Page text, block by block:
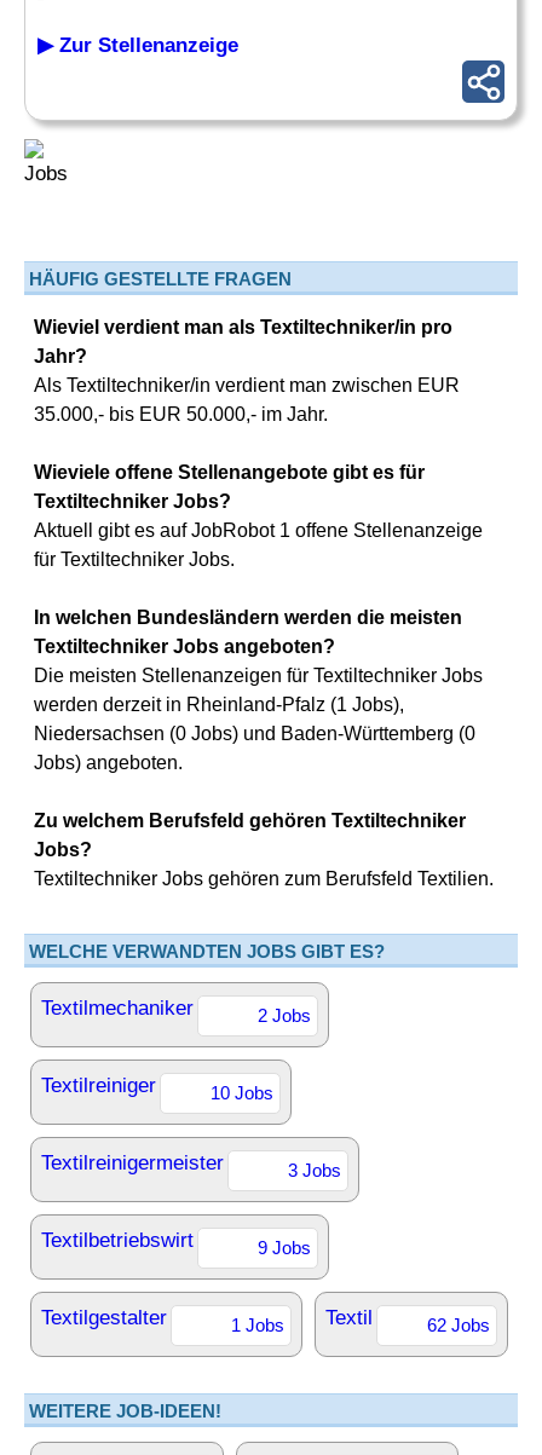
▶ Zur Stellenanzeige
HÄUFIG GESTELLTE FRAGEN
Wieviel verdient man als Textiltechniker/in pro
Jahr?
Als Textiltechniker/in verdient man zwischen EUR
35.000,- bis EUR 50.000,- im Jahr.
Wieviele offene Stellenangebote gibt es für
Textiltechniker Jobs?
Aktuell gibt es auf JobRobot 1 offene Stellenanzeige
für Textiltechniker Jobs.
In welchen Bundesländern werden die meisten
Textiltechniker Jobs angeboten?
Die meisten Stellenanzeigen für Textiltechniker Jobs
werden derzeit in Rheinland-Pfalz (1 Jobs),
Niedersachsen (0 Jobs) und Baden-Württemberg (0
Jobs) angeboten.
Zu welchem Berufsfeld gehören Textiltechniker
Jobs?
Textiltechniker Jobs gehören zum Berufsfeld Textilien.
WELCHE VERWANDTEN JOBS GIBT ES?
Textilmechaniker 2 Jobs
Textilreiniger 10 Jobs
Textilreinigermeister 3 Jobs
Textilbetriebswirt 9 Jobs
Textilgestalter 1 Jobs Textil 62 Jobs
WEITERE JOB-IDEEN!